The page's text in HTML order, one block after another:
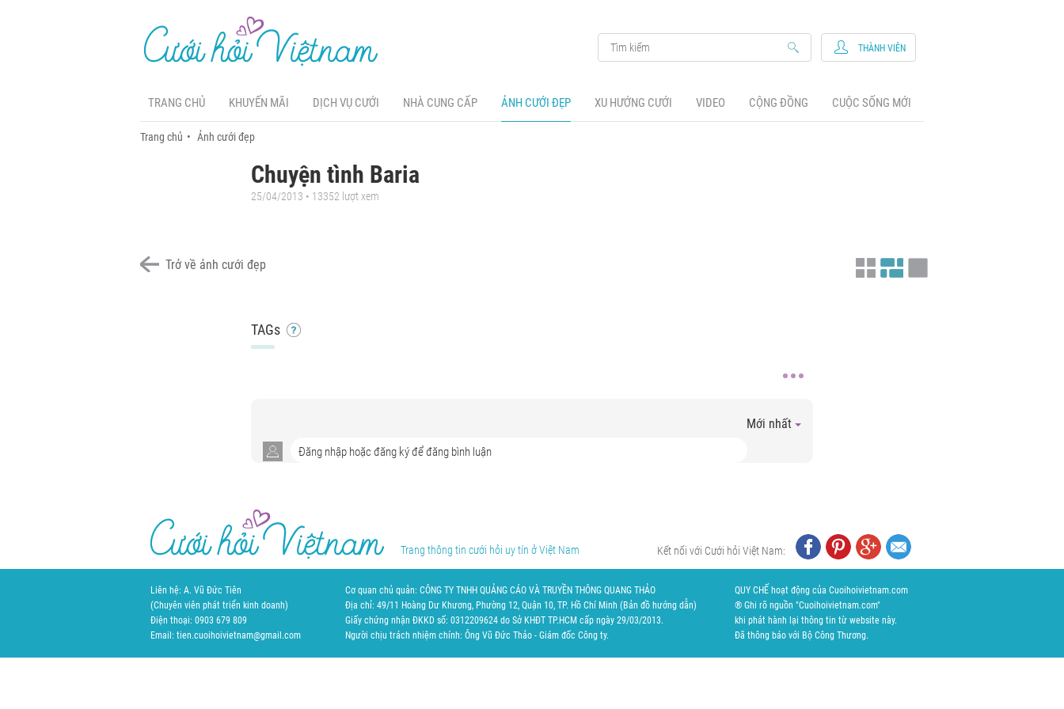
TRANG CHỦ KHUYẾN MÃI DỊCH VỤ CƯỚI NHÀ CUNG CẤP ẢNH CƯỚI ĐẸP XU HƯỚNG CƯỚI VIDEO CỘNG ĐỒNG CUỘC SỐNG MỚI
THÀNH VIÊN
Trang chủ Ảnh cưới đẹp
Chuyện tình Baria
25/04/2013 • 13352 lượt xem
Trở về ảnh cưới đẹp
TAGs
Mới nhất
Trang thông tin cưới hỏi uy tín ở Việt Nam Kết nối với Cưới hỏi Việt Nam:
Liên hệ: A. Vũ Đức Tiên
(Chuyên viên phát triển kinh doanh)
Điện thoại: 0903 679 809
Email: tien.cuoihoivietnam@gmail.com
Cơ quan chủ quản: CÔNG TY TNHH QUẢNG CÁO VÀ TRUYỀN THÔNG QUANG THẢO
Địa chỉ: 49/11 Hoàng Dư Khương, Phường 12, Quận 10, TP. Hồ Chí Minh ( Bản đồ hướng dẫn)
Giấy chứng nhận ĐKKD số: 0312209624 do Sở KHĐT TP.HCM cấp ngày 29/03/2013.
Người chịu trách nhiệm chính: Ông Vũ Đức Thảo - Giám đốc Công ty.
QUY CHẾ hoạt động của Cuoihoivietnam.com
® Ghi rõ nguồn "Cuoihoivietnam.com"
khi phát hành lại thông tin từ website này.
Đã thông báo với Bộ Công Thương.